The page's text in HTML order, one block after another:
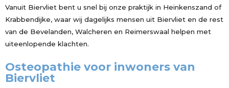
Vanuit Biervliet bent u snel bij onze praktijk in Heinkenszand of
Krabbendijke, waar wij dagelijks mensen uit Biervliet en de rest
van de Bevelanden, Walcheren en Reimerswaal helpen met
uiteenlopende klachten.
Osteopathie voor inwoners van
Biervliet